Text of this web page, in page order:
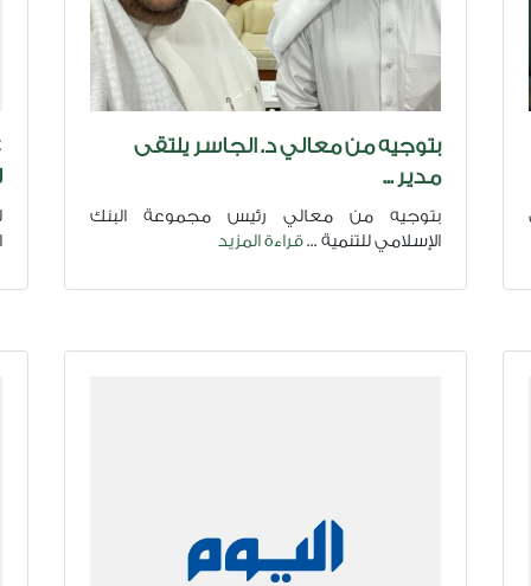
بتوجيه من معالي د. الجاسر يلتقى
مدير ...
بتوجيه من معالي رئيس مجموعة البنك
الإسلامي للتنمية ...قراءة المزيد